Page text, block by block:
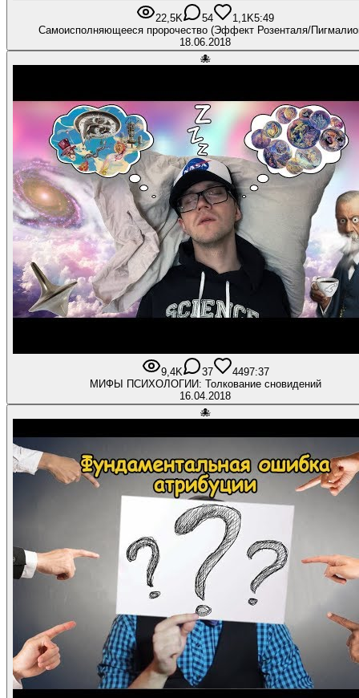
22,5K 54 1,1K5:49
Самоисполняющееся пророчество (Эффект Розенталя/
18.06.2018
🐙
9,4K 37 4497:37
МИФЫ ПСИХОЛОГИИ: Толкование сновидений
16.04.2018
🐙